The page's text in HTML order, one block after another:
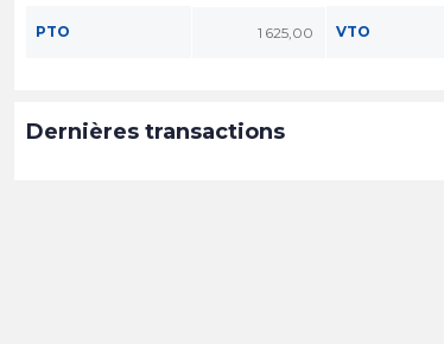
PTO 1 625,00 VTO
Dernières transactions